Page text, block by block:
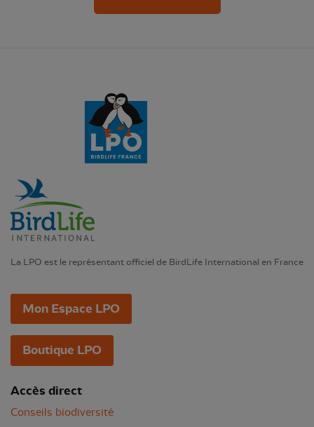
La LPO est le représentant officiel de BirdLife International en France
Mon Espace LPO
Boutique LPO
Accès direct
Conseils biodiversité